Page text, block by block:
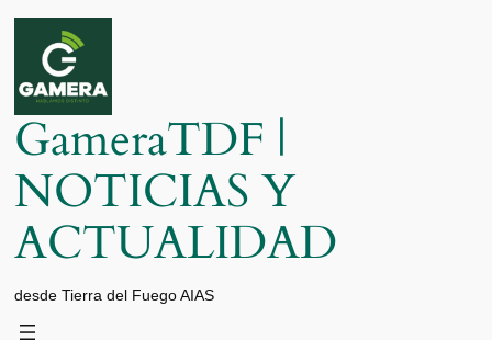
Saltar
contenido
GameraTDF |
NOTICIAS Y
ACTUALIDAD
desde Tierra del Fuego AIAS